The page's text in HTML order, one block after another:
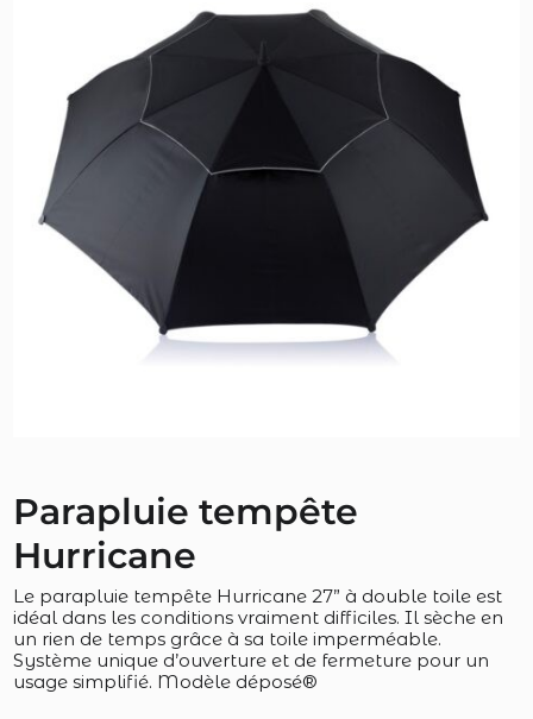
Parapluie tempête
Hurricane
Le parapluie tempête Hurricane 27” à double toile est
idéal dans les conditions vraiment difficiles. Il sèche en
un rien de temps grâce à sa toile imperméable.
Système unique d’ouverture et de fermeture pour un
usage simplifié. Modèle déposé®